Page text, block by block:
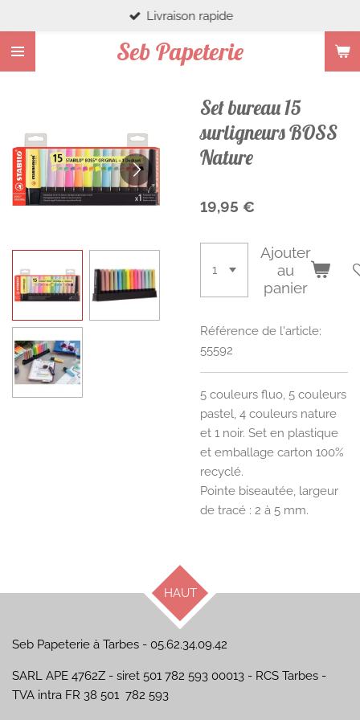
au
contenu
principal
Seb Papeterie
Livraison rapide
Set bureau 15
surligneurs BOSS
Nature
19,95 €
Ajouter
au
panier
Référence de l'article:
55592
5 couleurs fluo, 5 couleurs
pastel, 4 couleurs nature
et 1 noir. Set en plastique
et emballage carton 100%
recyclé.
Pointe biseautée, largeur
de tracé : 2 à 5 mm.
HAUT
Seb Papeterie à Tarbes - 05.62.34.09.42
SARL APE 4762Z - siret 501 782 593 00013 - RCS Tarbes -
TVA intra FR 38 501 782 593